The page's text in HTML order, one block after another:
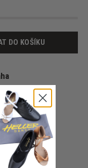
DO KOŠÍKU